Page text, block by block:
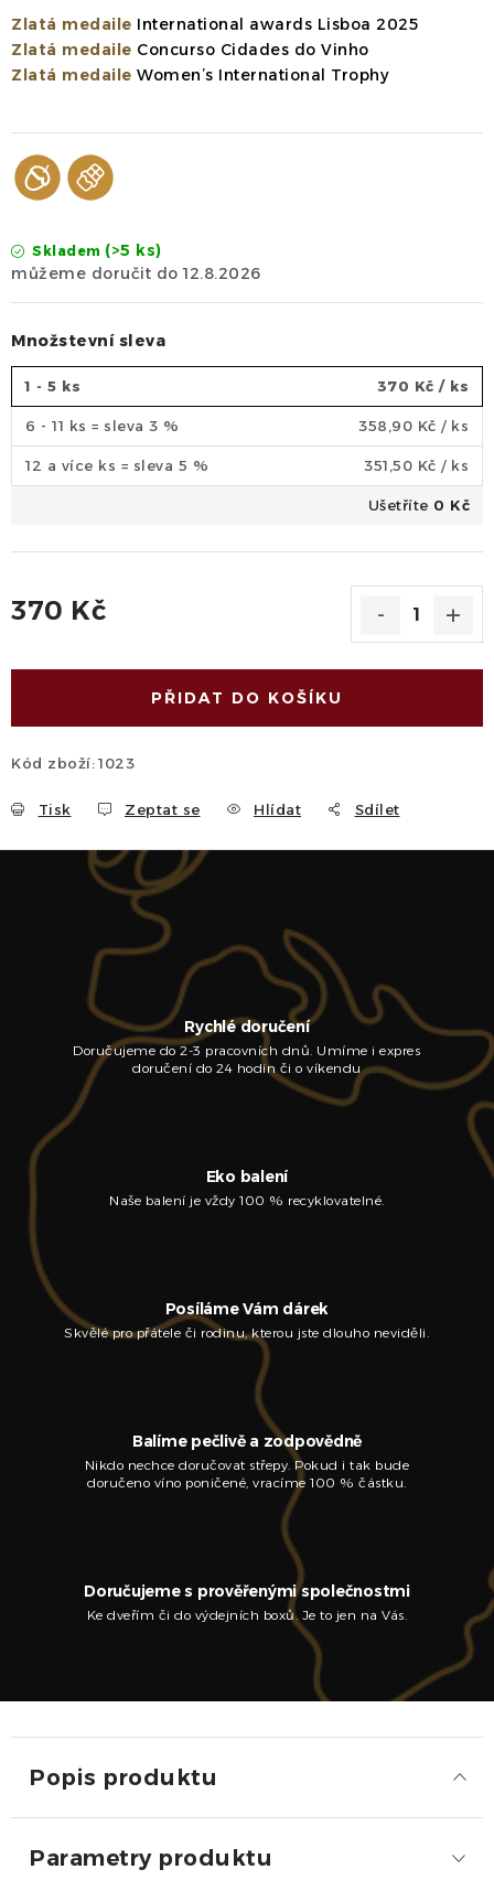
Zlatá medaile International awards Lisboa 2025
Zlatá medaile Concurso Cidades do Vinho
Zlatá medaile Women’s International Trophy
Skladem (>5 ks)
12.8.2026
Množstevní sleva
1 - 5 ks 370 Kč / ks
6 - 11 ks = sleva 3 % 358,90 Kč / ks
12 a více ks = sleva 5 % 351,50 Kč / ks
Ušetříte 0 Kč
370 Kč
PŘIDAT DO KOŠÍKU
Kód zboží:1023
Tisk Zeptat se Hlídat Sdílet
Rychlé doručení
Doručujeme do 2-3 pracovních dnů. Umíme i expres
doručení do 24 hodin či o víkendu
Eko balení
Naše balení je vždy 100 % recyklovatelné.
Posíláme Vám dárek
Skvělé pro přátele či rodinu, kterou jste dlouho neviděli.
Balíme pečlivě a zodpovědně
Nikdo nechce doručovat střepy. Pokud i tak bude
doručeno víno poničené, vracíme 100 % částku.
Doručujeme s prověřenými společnostmi
Ke dveřím či do výdejních boxů. Je to jen na Vás.
Popis produktu
Parametry produktu